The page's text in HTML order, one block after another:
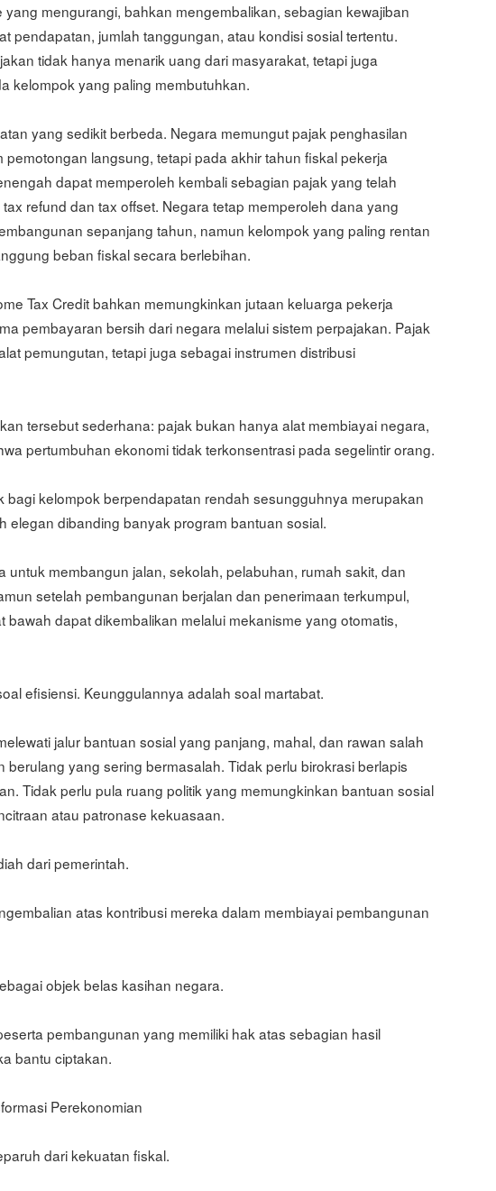
mengurangi, bahkan mengembalikan, sebagian kewajiban
pendapatan, jumlah tanggungan, atau kondisi sosial tertentu.
tidak hanya menarik uang dari masyarakat, tetapi juga
kelompok yang paling membutuhkan.
yang sedikit berbeda. Negara memungut pajak penghasilan
langsung, tetapi pada akhir tahun fiskal pekerja
dapat memperoleh kembali sebagian pajak yang telah
refund dan tax offset. Negara tetap memperoleh dana yang
sepanjang tahun, namun kelompok yang paling rentan
beban fiskal secara berlebihan.
Tax Credit bahkan memungkinkan jutaan keluarga pekerja
pembayaran bersih dari negara melalui sistem perpajakan. Pajak
pemungutan, tetapi juga sebagai instrumen distribusi
tersebut sederhana: pajak bukan hanya alat membiayai negara,
pertumbuhan ekonomi tidak terkonsentrasi pada segelintir orang.
bagi kelompok berpendapatan rendah sesungguhnya merupakan
elegan dibanding banyak program bantuan sosial.
untuk membangun jalan, sekolah, pelabuhan, rumah sakit, dan
setelah pembangunan berjalan dan penerimaan terkumpul,
bawah dapat dikembalikan melalui mekanisme yang otomatis,
efisiensi. Keunggulannya adalah soal martabat.
jalur bantuan sosial yang panjang, mahal, dan rawan salah
yang sering bermasalah. Tidak perlu birokrasi berlapis
Tidak perlu pula ruang politik yang memungkinkan bantuan sosial
atau patronase kekuasaan.
dari pemerintah.
atas kontribusi mereka dalam membiayai pembangunan
objek belas kasihan negara.
pembangunan yang memiliki hak atas sebagian hasil
bantu ciptakan.
Perekonomian
dari kekuatan fiskal.